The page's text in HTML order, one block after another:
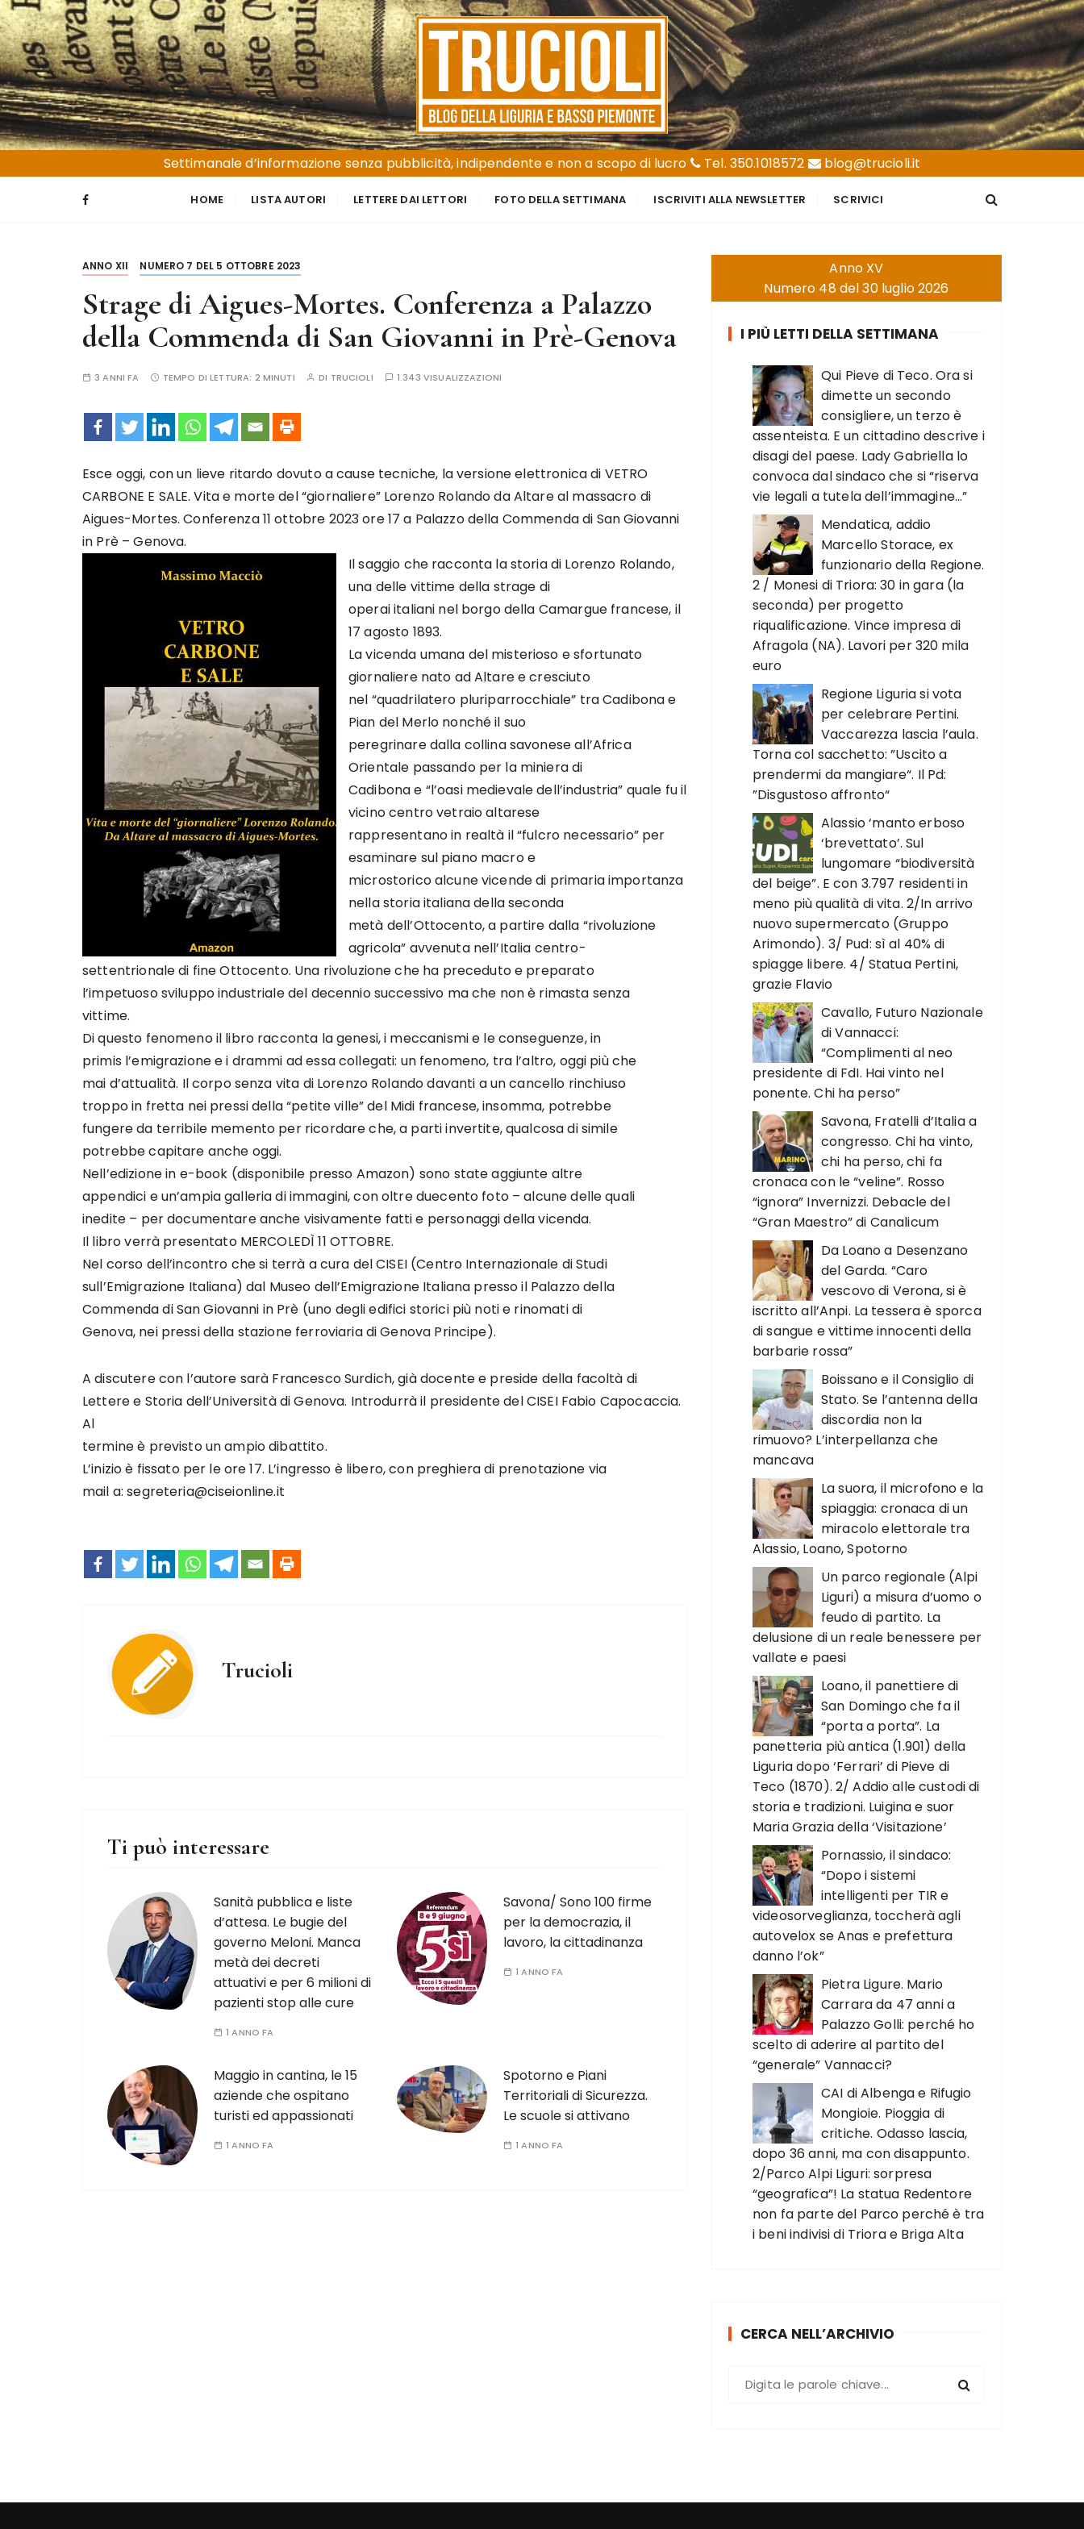
S
a
l
t
a
a
l
c
Trucioli
Liguria e Basso Piemonte
Settimanale d’informazione senza pubblicità, indipendente e non a scopo di lucro
Tel. 350.1018572 blog@trucioli.it
HOME LISTA AUTORI LETTERE DAI LETTORI FOTO DELLA SETTIMANA ISCRIVITI ALLA NEWSLETTER SCRIVICI
ANNO XII NUMERO 7 DEL 5 OTTOBRE 2023
Strage di Aigues-Mortes. Conferenza a Palazzo
della Commenda di San Giovanni in Prè-Genova
3 ANNI FA TEMPO DI LETTURA: 2 MINUTI DI TRUCIOLI 1.343 VISUALIZZAZIONI
Esce oggi, con un lieve ritardo dovuto a cause tecniche, la versione elettronica di VETRO
CARBONE E SALE. Vita e morte del “giornaliere” Lorenzo Rolando da Altare al massacro di
Aigues-Mortes. Conferenza 11 ottobre 2023 ore 17 a Palazzo della Commenda di San Giovanni
in Prè – Genova.
Il saggio che racconta la storia di Lorenzo Rolando,
una delle vittime della strage di
operai italiani nel borgo della Camargue francese, il
17 agosto 1893.
La vicenda umana del misterioso e sfortunato
giornaliere nato ad Altare e cresciuto
nel “quadrilatero pluriparrocchiale” tra Cadibona e
Pian del Merlo nonché il suo
peregrinare dalla collina savonese all’Africa
Orientale passando per la miniera di
Cadibona e “l’oasi medievale dell’industria” quale fu il
vicino centro vetraio altarese
rappresentano in realtà il “fulcro necessario” per
esaminare sul piano macro e
microstorico alcune vicende di primaria importanza
nella storia italiana della seconda
metà dell’Ottocento, a partire dalla “rivoluzione
agricola” avvenuta nell’Italia centro-
settentrionale di fine Ottocento. Una rivoluzione che ha preceduto e preparato
l’impetuoso sviluppo industriale del decennio successivo ma che non è rimasta senza
vittime.
Di questo fenomeno il libro racconta la genesi, i meccanismi e le conseguenze, in
primis l’emigrazione e i drammi ad essa collegati: un fenomeno, tra l’altro, oggi più che
mai d’attualità. Il corpo senza vita di Lorenzo Rolando davanti a un cancello rinchiuso
troppo in fretta nei pressi della “petite ville” del Midi francese, insomma, potrebbe
fungere da terribile memento per ricordare che, a parti invertite, qualcosa di simile
potrebbe capitare anche oggi.
Nell’edizione in e-book (disponibile presso Amazon) sono state aggiunte altre
appendici e un’ampia galleria di immagini, con oltre duecento foto – alcune delle quali
inedite – per documentare anche visivamente fatti e personaggi della vicenda.
Il libro verrà presentato MERCOLEDÌ 11 OTTOBRE.
Nel corso dell’incontro che si terrà a cura del CISEI (Centro Internazionale di Studi
sull’Emigrazione Italiana) dal Museo dell’Emigrazione Italiana presso il Palazzo della
Commenda di San Giovanni in Prè (uno degli edifici storici più noti e rinomati di
Genova, nei pressi della stazione ferroviaria di Genova Principe).
A discutere con l’autore sarà Francesco Surdich, già docente e preside della facoltà di
Lettere e Storia dell’Università di Genova. Introdurrà il presidente del CISEI Fabio Capocaccia.
Al
termine è previsto un ampio dibattito.
L’inizio è fissato per le ore 17. L’ingresso è libero, con preghiera di prenotazione via
mail a: segreteria@ciseionline.it
Trucioli
Ti può interessare
Sanità pubblica e liste
d’attesa. Le bugie del
governo Meloni. Manca
metà dei decreti
attuativi e per 6 milioni di
pazienti stop alle cure
1 ANNO FA
Savona/ Sono 100 firme
per la democrazia, il
lavoro, la cittadinanza
1 ANNO FA
Maggio in cantina, le 15
aziende che ospitano
turisti ed appassionati
1 ANNO FA
Spotorno e Piani
Territoriali di Sicurezza.
Le scuole si attivano
1 ANNO FA
Anno XV
Numero 48 del 30 luglio 2026
I PIÙ LETTI DELLA SETTIMANA
Qui Pieve di Teco. Ora si
dimette un secondo
consigliere, un terzo è
assenteista. E un cittadino descrive i
disagi del paese. Lady Gabriella lo
convoca dal sindaco che si “riserva
vie legali a tutela dell’immagine…”
Mendatica, addio
Marcello Storace, ex
funzionario della Regione.
2 / Monesi di Triora: 30 in gara (la
seconda) per progetto
riqualificazione. Vince impresa di
Afragola (NA). Lavori per 320 mila
euro
Regione Liguria si vota
per celebrare Pertini.
Vaccarezza lascia l’aula.
Torna col sacchetto: ”Uscito a
prendermi da mangiare“. Il Pd:
”Disgustoso affronto“
Alassio ‘manto erboso
‘brevettato’. Sul
lungomare “biodiversità
del beige”. E con 3.797 residenti in
meno più qualità di vita. 2/In arrivo
nuovo supermercato (Gruppo
Arimondo). 3/ Pud: sì al 40% di
spiagge libere. 4/ Statua Pertini,
grazie Flavio
Cavallo, Futuro Nazionale
di Vannacci:
“Complimenti al neo
presidente di FdI. Hai vinto nel
ponente. Chi ha perso”
Savona, Fratelli d’Italia a
congresso. Chi ha vinto,
chi ha perso, chi fa
cronaca con le “veline”. Rosso
“ignora” Invernizzi. Debacle del
“Gran Maestro” di Canalicum
Da Loano a Desenzano
del Garda. “Caro
vescovo di Verona, si è
iscritto all’Anpi. La tessera è sporca
di sangue e vittime innocenti della
barbarie rossa”
Boissano e il Consiglio di
Stato. Se l’antenna della
discordia non la
rimuovo? L’interpellanza che
mancava
La suora, il microfono e la
spiaggia: cronaca di un
miracolo elettorale tra
Alassio, Loano, Spotorno
Un parco regionale (Alpi
Liguri) a misura d’uomo o
feudo di partito. La
delusione di un reale benessere per
vallate e paesi
Loano, il panettiere di
San Domingo che fa il
“porta a porta”. La
panetteria più antica (1.901) della
Liguria dopo ‘Ferrari’ di Pieve di
Teco (1870). 2/ Addio alle custodi di
storia e tradizioni. Luigina e suor
Maria Grazia della ‘Visitazione’
Pornassio, il sindaco:
“Dopo i sistemi
intelligenti per TIR e
videosorveglianza, toccherà agli
autovelox se Anas e prefettura
danno l’ok”
Pietra Ligure. Mario
Carrara da 47 anni a
Palazzo Golli: perché ho
scelto di aderire al partito del
“generale” Vannacci?
CAI di Albenga e Rifugio
Mongioie. Pioggia di
critiche. Odasso lascia,
dopo 36 anni, ma con disappunto.
2/Parco Alpi Liguri: sorpresa
“geografica”! La statua Redentore
non fa parte del Parco perché è tra
i beni indivisi di Triora e Briga Alta
CERCA NELL’ARCHIVIO